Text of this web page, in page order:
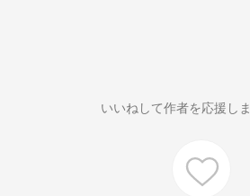
いいねして作者を応援し